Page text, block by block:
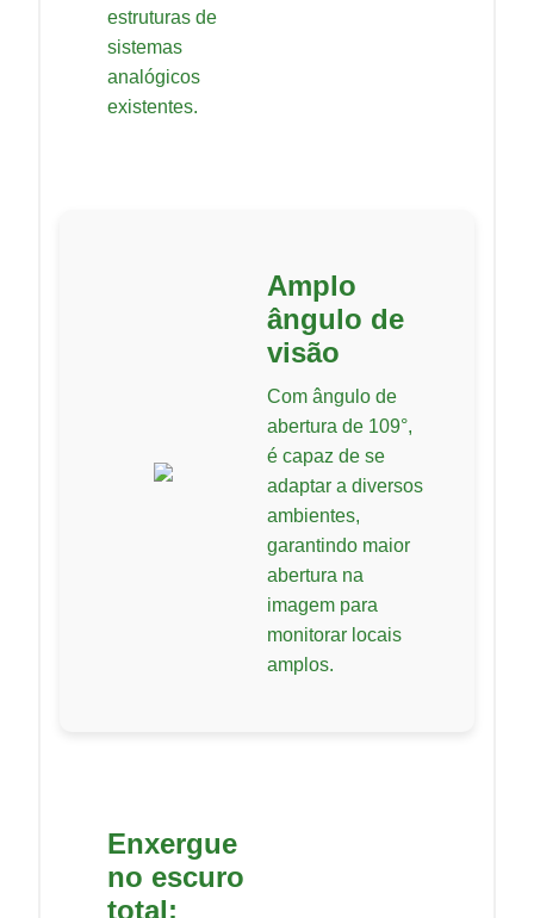
estruturas de
sistemas
analógicos
existentes.
Amplo
ângulo de
visão
Com ângulo de
abertura de 109°,
é capaz de se
adaptar a diversos
ambientes,
garantindo maior
abertura na
imagem para
monitorar locais
amplos.
Enxergue
no escuro
total: